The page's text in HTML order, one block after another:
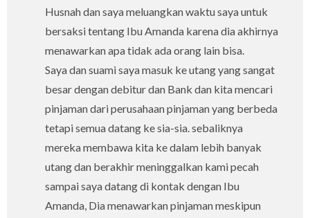
Husnah dan saya meluangkan waktu saya untuk
bersaksi tentang Ibu Amanda karena dia akhirnya
menawarkan apa tidak ada orang lain bisa.
Saya dan suami saya masuk ke utang yang sangat
besar dengan debitur dan Bank dan kita mencari
pinjaman dari perusahaan pinjaman yang berbeda
tetapi semua datang ke sia-sia. sebaliknya
mereka membawa kita ke dalam lebih banyak
utang dan berakhir meninggalkan kami pecah
sampai saya datang di kontak dengan Ibu
Amanda, Dia menawarkan pinjaman meskipun